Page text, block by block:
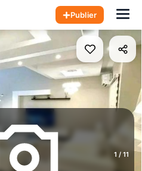
Publier
1 / 11